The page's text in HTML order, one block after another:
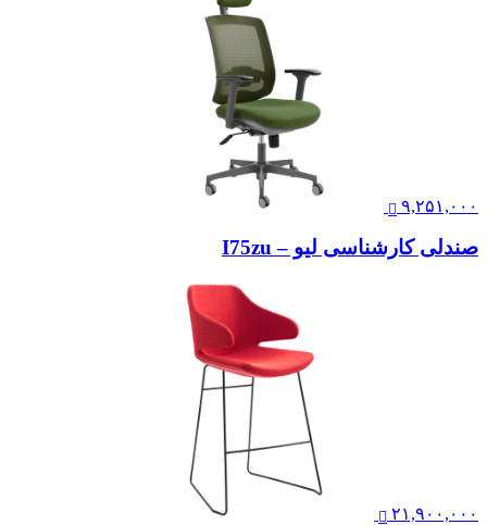
۹,۲۵۱,۰۰۰
صندلی کارشناسی لیو – I75zu
۲۱,۹۰۰,۰۰۰